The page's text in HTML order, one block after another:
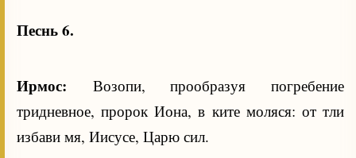
Песнь 6.
Ирмос: Возопи, прообразуя погребение
тридневное, пророк Иона, в ките моляся: от тли
избави мя, Иисусе, Царю сил.